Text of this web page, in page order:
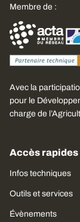
Membre de :
Avec la
pour le
charge de
Accès rapides
Infos techniques
Outils et services
Évènements